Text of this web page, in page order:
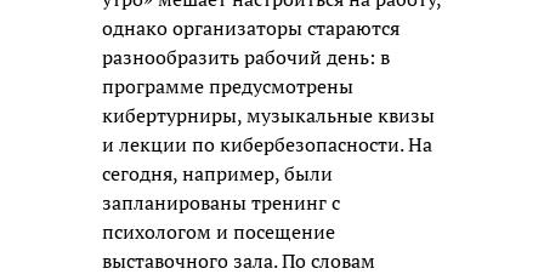
однако организаторы стараются
разнообразить рабочий день: в
программе предусмотрены
кибертурниры, музыкальные квизы
и лекции по кибербезопасности. На
сегодня, например, были
запланированы тренинг с
психологом и посещение
выставочного зала. По словам